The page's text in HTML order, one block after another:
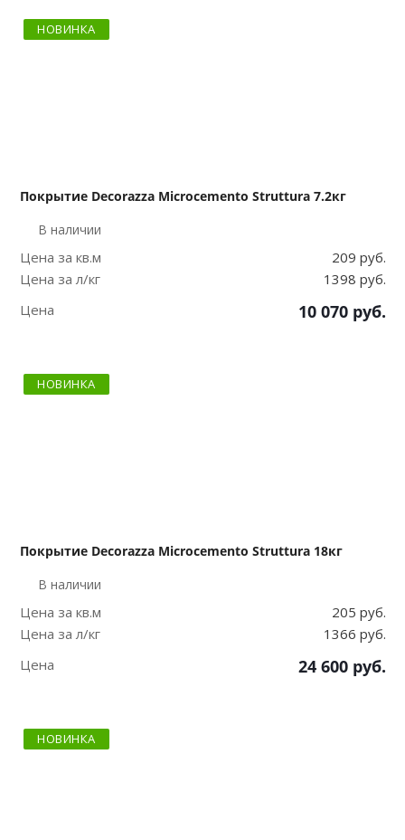
НОВИНКА
Покрытие Decorazza Microcemento Struttura 7.2кг
В наличии
Цена за кв.м
209 руб.
Цена за л/кг
1398 руб.
Цена
10 070 руб.
НОВИНКА
Покрытие Decorazza Microcemento Struttura 18кг
В наличии
Цена за кв.м
205 руб.
Цена за л/кг
1366 руб.
Цена
24 600 руб.
НОВИНКА